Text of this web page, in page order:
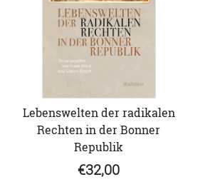
Lebenswelten der radikalen
Rechten in der Bonner
Republik
€32,00